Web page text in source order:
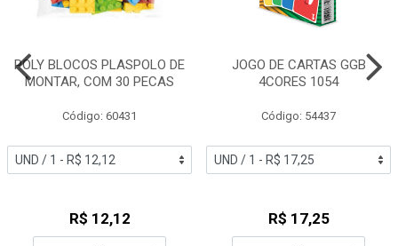
POLY BLOCOS PLASPOLO DE
MONTAR, COM 30 PECAS
Código: 60431
R$ 12,12
JOGO DE CARTAS GGB
4CORES 1054
Código: 54437
R$ 17,25